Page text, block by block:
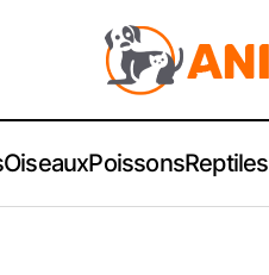
OiseauxPoissonsReptiles